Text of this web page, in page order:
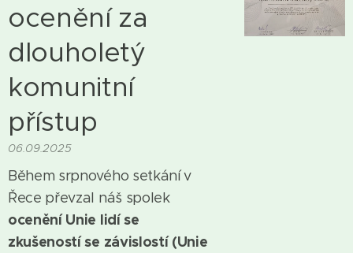
ocenění za
dlouholetý
komunitní
přístup
06.09.2025
Během srpnového setkání v
Řece převzal náš spolek
ocenění Unie lidí se
zkušeností se závislostí (Unie